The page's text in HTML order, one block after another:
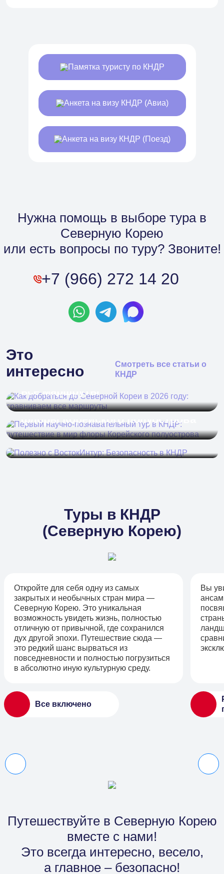
Памятка туристу по КНДР
Анкета на визу КНДР (Авиа)
Анкета на визу КНДР (Поезд)
Нужна помощь в выборе тура в
Северную Корею
или есть вопросы по туру? Звоните!
+7 (966) 272 14 20
Это
интересно
Смотреть все статьи о
КНДР
Как добраться до Северной
Кореи в 2026 году: сравниваем
все маршруты
Первый научно-познавательный
тур в КНДР: путешествие в мир
флоры Корейского полуострова
Полезно с ВостокИнтур:
Безопасность в КНДР
Туры в КНДР
(Северную Корею)
Откройте для себя одну из самых
закрытых и необычных стран мира —
Северную Корею. Это уникальная
возможность увидеть жизнь, полностью
отличную от привычной, где сохранился
дух другой эпохи. Путешествие сюда —
это редкий шанс вырваться из
повседневности и полностью погрузиться
в абсолютно иную культурную среду.
Все включено
Вы
Путешествуйте в Северную Корею
вместе с нами!
Это всегда интересно, весело,
а главное – безопасно!